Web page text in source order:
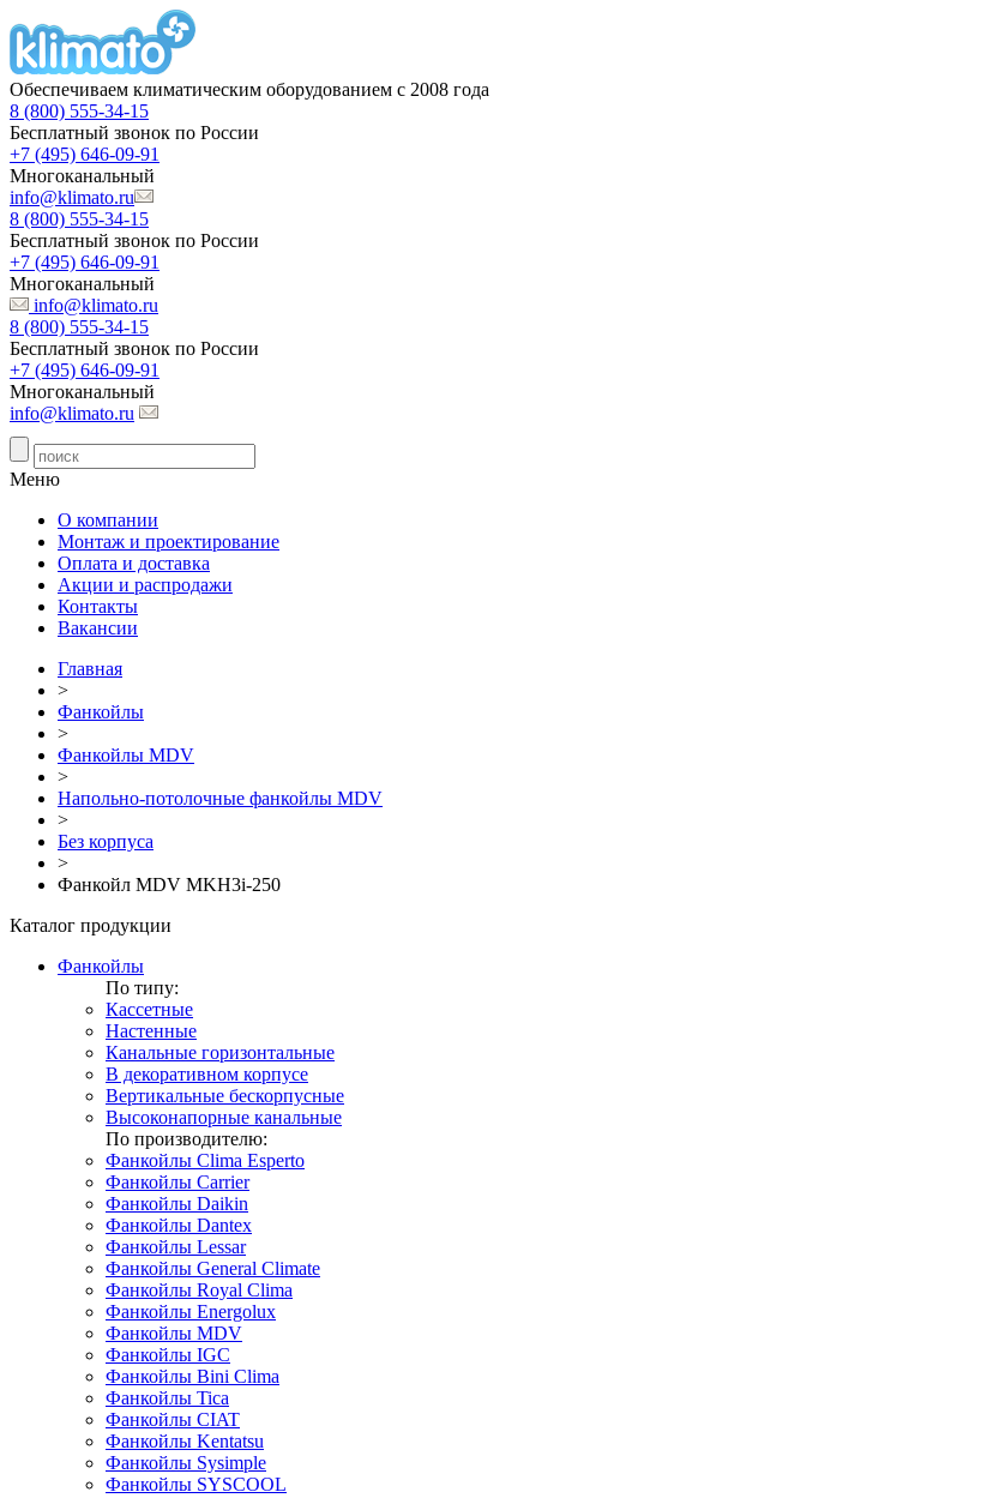
Обеспечиваем климатическим оборудованием с 2008 года
8 (800) 555-34-15
Бесплатный звонок по России
+7 (495) 646-09-91
Многоканальный
info@klimato.ru
8 (800) 555-34-15
Бесплатный звонок по России
+7 (495) 646-09-91
Многоканальный
info@klimato.ru
8 (800) 555-34-15
Бесплатный звонок по России
+7 (495) 646-09-91
Многоканальный
info@klimato.ru
Меню
О компании
Монтаж и проектирование
Оплата и доставка
Акции и распродажи
Контакты
Вакансии
Главная
>
Фанкойлы
>
Фанкойлы MDV
>
Напольно-потолочные фанкойлы MDV
>
Без корпуса
>
Фанкойл MDV MKH3i-250
Каталог продукции
Фанкойлы
По типу:
Кассетные
Настенные
Канальные горизонтальные
В декоративном корпусе
Вертикальные бескорпусные
Высоконапорные канальные
По производителю:
Фанкойлы Clima Esperto
Фанкойлы Carrier
Фанкойлы Daikin
Фанкойлы Dantex
Фанкойлы Lessar
Фанкойлы General Climate
Фанкойлы Royal Clima
Фанкойлы Energolux
Фанкойлы MDV
Фанкойлы IGC
Фанкойлы Bini Clima
Фанкойлы Tica
Фанкойлы CIAT
Фанкойлы Kentatsu
Фанкойлы Sysimple
Фанкойлы SYSCOOL